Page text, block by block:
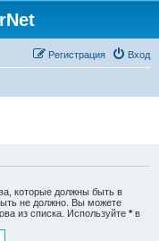
Вход
Регистрация
которые должны быть в
не должно. Вы можете
из списка. Используйте * в